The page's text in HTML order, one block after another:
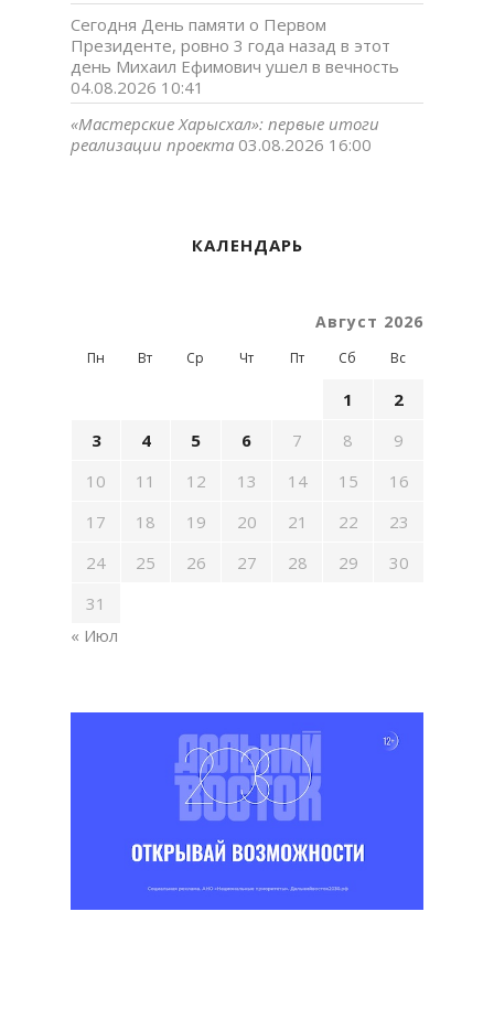
Сегодня День памяти о Первом
Президенте, ровно 3 года назад в этот
день Михаил Ефимович ушел в вечность
04.08.2026 10:41
«Мастерские Харысхал»: первые итоги
реализации проекта 03.08.2026 16:00
КАЛЕНДАРЬ
Август 2026
Пн Вт Ср Чт Пт Сб Вс
1
2
3
4 5 6 7 8
9
10
11 12 13 14 15
16
17
18 19 20 21 22
23
24
25 26 27 28 29
30
31
« Июл